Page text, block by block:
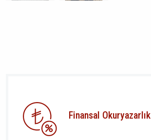
Finansal Okuryazarlık